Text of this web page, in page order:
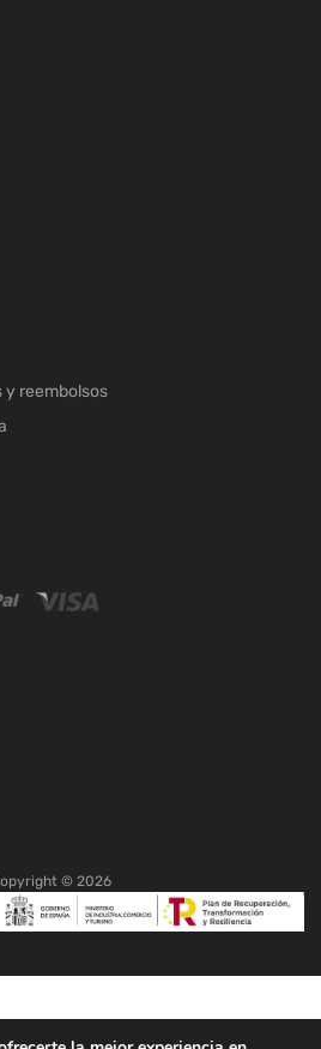
y reembolsos
© 2026